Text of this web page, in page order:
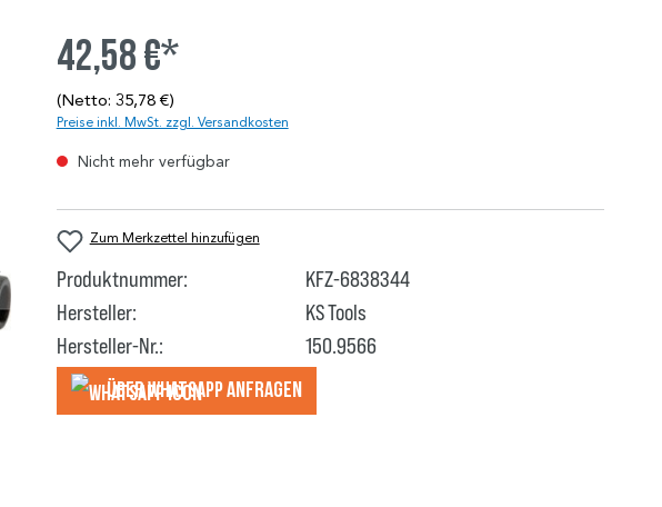
42,58 €*
(Netto: 35,78 €)
Preise inkl. MwSt. zzgl. Versandkosten
Nicht mehr verfügbar
Zum Merkzettel hinzufügen
Produktnummer:
KFZ-6838344
Hersteller:
KS Tools
Hersteller-Nr.:
150.9566
Über WhatsApp anfragеn